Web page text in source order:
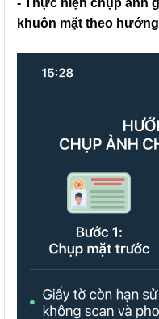
- Thực hiện chụp ảnh
khuôn mặt theo